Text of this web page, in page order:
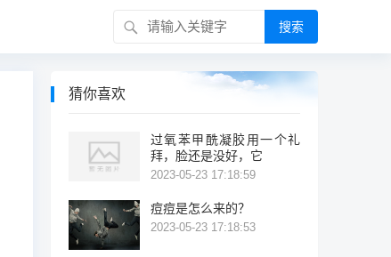
搜索
猜你喜欢
过氧苯甲酰凝胶用一个礼
拜，脸还是没好，它
2023-05-23 17:18:59
痘痘是怎么来的？
2023-05-23 17:18:53